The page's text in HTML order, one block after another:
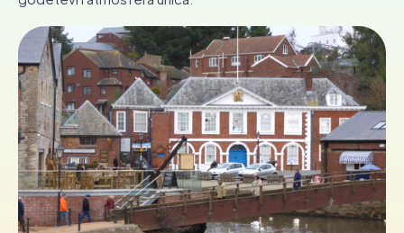
Biglietti
INT AT CH
DE
ES
FR UK
IE
IT
NL
Prenota Biglietti